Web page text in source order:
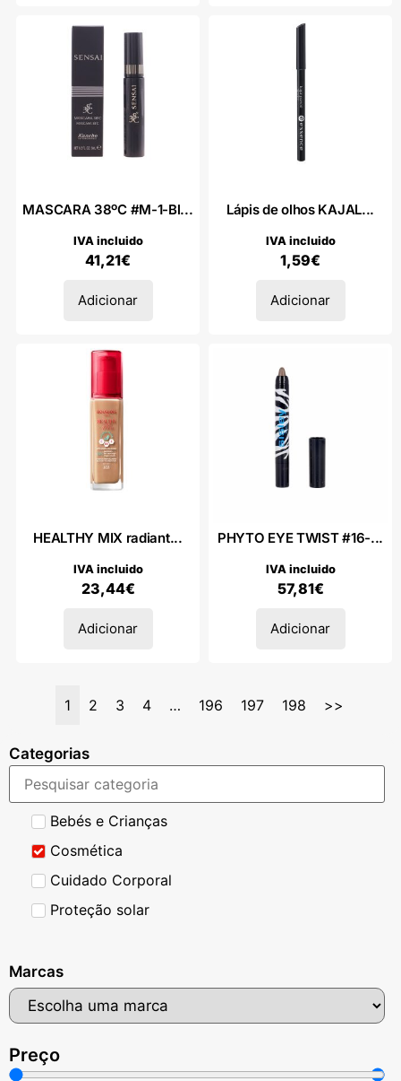
Categorias
Bebés e Crianças
Cosmética
Cuidado Corporal
Proteção solar
Marcas
Preço
MASCARA 38ºC #M-1-Bl...
41,21€
IVA incluido
Adicionar
Lápis de olhos KAJAL...
1,59€
IVA incluido
Adicionar
HEALTHY MIX radiant...
23,44€
IVA incluido
Adicionar
PHYTO EYE TWIST #16-...
57,81€
IVA incluido
Adicionar
1 2 3 4 … 196 197 198 >>